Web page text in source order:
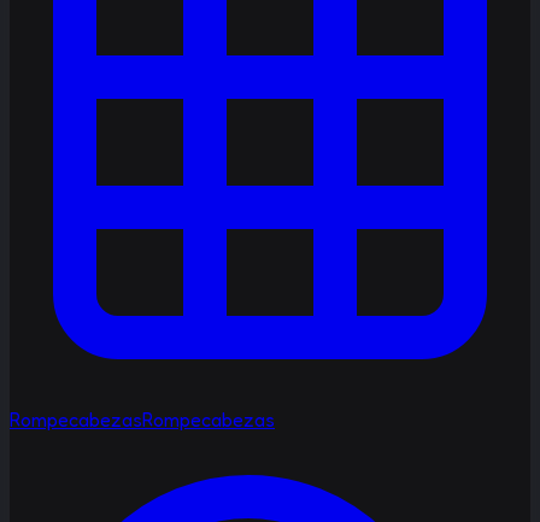
RompecabezasRompecabezas